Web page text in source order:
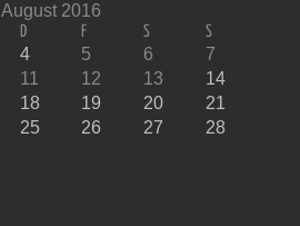
August 2016
D F S S
4 5 6
7
11 12 13
14
18 19 20
21
25 26 27
28